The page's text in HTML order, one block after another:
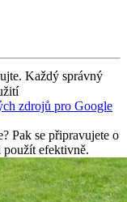
Každý správný
zdrojů pro Google
Pak se připravujete o
použít efektivně.